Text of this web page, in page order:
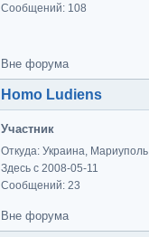
Сообщений: 108
Вне форума
Homo Ludiens
Участник
Откуда: Украина, Мариуполь
Здесь с 2008-05-11
Сообщений: 23
Вне форума